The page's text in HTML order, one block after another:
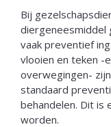
Bij
vaak preventief
vlooien en teken -
overwegingen-
standaard
behandelen. Dit
worden.